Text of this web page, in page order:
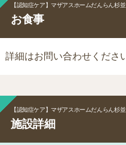
【認知症ケア】マザアスホームだんらん杉
お食事
詳細はお問い合わせくださ
【認知症ケア】マザアスホームだんらん杉
施設詳細